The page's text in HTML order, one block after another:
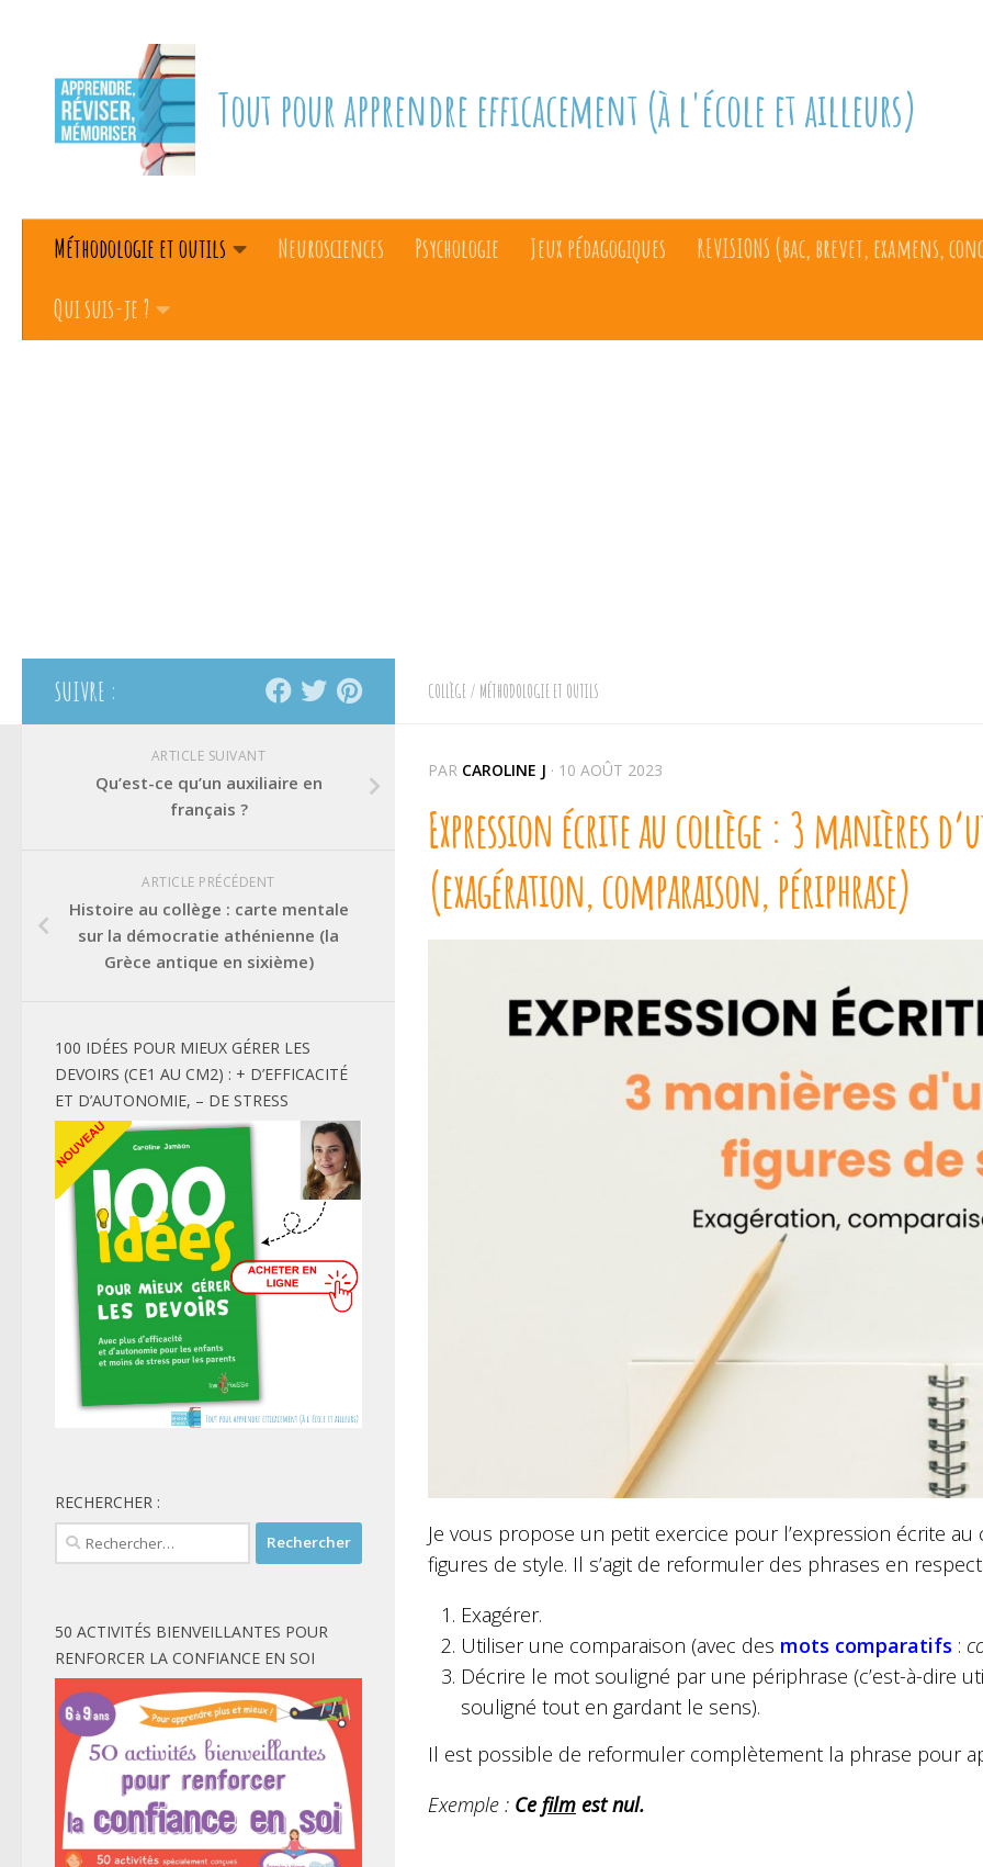
Tout pour apprendre efficacement (à l'école et ailleurs)
Méthodologie et outils Neurosciences Psychologie Jeux pédagogiques REVISIONS (bac, brevet, examens,
Qui suis-je ?
COLLÈGE / MÉTHODOLOGIE ET OUTILS
PAR CAROLINE J · 10 AOÛT 2023
Expression écrite au collège : 3 manières
(exagération, comparaison, périphrase)
Je vous propose un petit exercice pour l’expression écrite
figures de style. Il s’agit de reformuler des phrases en
Exagérer.
Utiliser une comparaison (avec des mots comparatifs :
Décrire le mot souligné par une périphrase (c’est-à-dire
souligné tout en gardant le sens).
Il est possible de reformuler complètement la phrase pour
Exemple : Ce film est nul.
SUIVRE :
ARTICLE SUIVANT
Qu’est-ce qu’un auxiliaire en
français ?
ARTICLE PRÉCÉDENT
Histoire au collège : carte mentale
sur la démocratie athénienne (la
Grèce antique en sixième)
100 IDÉES POUR MIEUX GÉRER LES
DEVOIRS (CE1 AU CM2) : + D’EFFICACITÉ
ET D’AUTONOMIE, – DE STRESS
RECHERCHER :
Rechercher :
50 ACTIVITÉS BIENVEILLANTES POUR
RENFORCER LA CONFIANCE EN SOI